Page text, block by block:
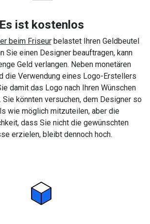
Es ist kostenlos
beim Friseurbelastet Ihren Geldbeutel
Sie einen Designer beauftragen, kann
Geld verlangen. Neben monetären
die Verwendung eines Logo-Erstellers
damit das Logo nach Ihren Wünschen
Sie könnten versuchen, dem Designer so
wie möglich mitzuteilen, aber die
dass Sie nicht die gewünschten
erzielen, bleibt dennoch hoch.